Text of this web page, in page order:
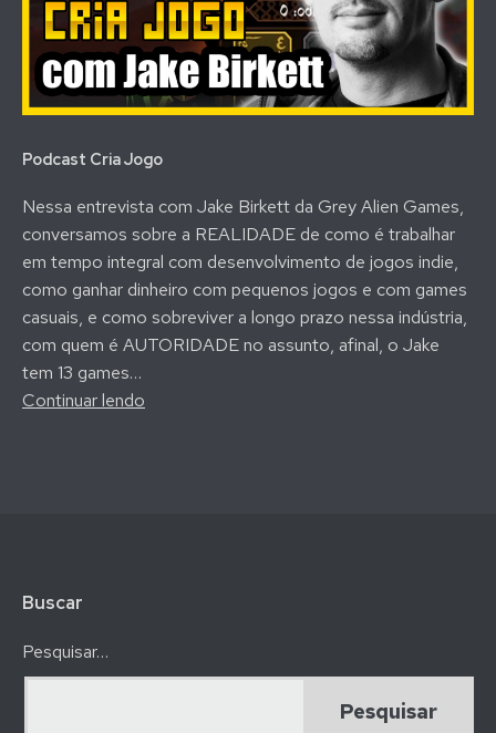
Podcast Cria Jogo
Nessa entrevista com Jake Birkett da Grey Alien Games,
conversamos sobre a REALIDADE de como é trabalhar
em tempo integral com desenvolvimento de jogos indie,
como ganhar dinheiro com pequenos jogos e com games
casuais, e como sobreviver a longo prazo nessa indústria,
com quem é AUTORIDADE no assunto, afinal, o Jake
tem 13 games…
Continuar lendo
Jake
Buscar
Pesquisar…